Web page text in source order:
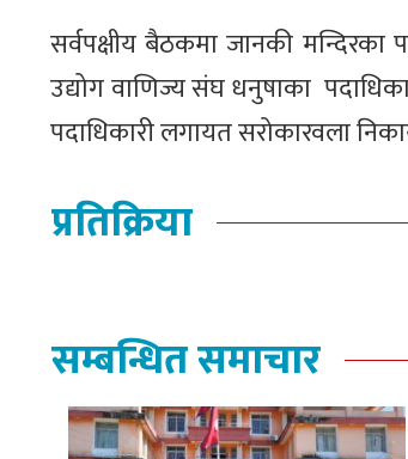
सर्वपक्षीय बैठकमा जानकी मन्दिरका
उद्योग वाणिज्य संघ धनुषाका
पदाधिकारी लगायत सरोकारवला
प्रतिक्रिया
सम्बन्धित समाचार